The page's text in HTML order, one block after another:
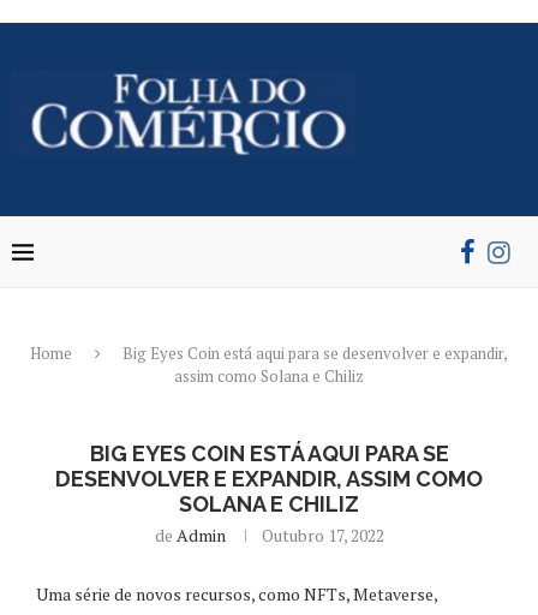
Home
Big Eyes Coin está aqui para se desenvolver e expandir,
assim como Solana e Chiliz
BIG EYES COIN ESTÁ AQUI PARA SE
DESENVOLVER E EXPANDIR, ASSIM COMO
SOLANA E CHILIZ
de Admin Outubro 17, 2022
Uma série de novos recursos, como NFTs, Metaverse,